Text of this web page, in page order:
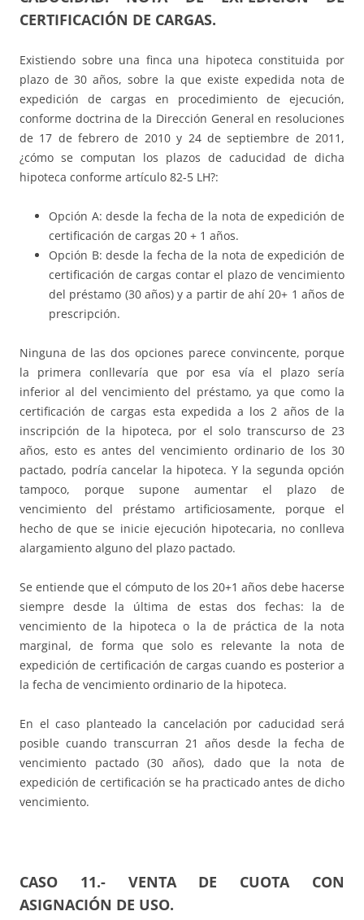
CERTIFICACIÓN DE CARGAS.
Existiendo sobre una finca una hipoteca constituida por
plazo de 30 años, sobre la que existe expedida nota de
expedición de cargas en procedimiento de ejecución,
conforme doctrina de la Dirección General en resoluciones
de 17 de febrero de 2010 y 24 de septiembre de 2011,
¿cómo se computan los plazos de caducidad de dicha
hipoteca conforme artículo 82-5 LH?:
Opción A: desde la fecha de la nota de expedición de
certificación de cargas 20 + 1 años.
Opción B: desde la fecha de la nota de expedición de
certificación de cargas contar el plazo de vencimiento
del préstamo (30 años) y a partir de ahí 20+ 1 años de
prescripción.
Ninguna de las dos opciones parece convincente, porque
la primera conllevaría que por esa vía el plazo sería
inferior al del vencimiento del préstamo, ya que como la
certificación de cargas esta expedida a los 2 años de la
inscripción de la hipoteca, por el solo transcurso de 23
años, esto es antes del vencimiento ordinario de los 30
pactado, podría cancelar la hipoteca. Y la segunda opción
tampoco, porque supone aumentar el plazo de
vencimiento del préstamo artificiosamente, porque el
hecho de que se inicie ejecución hipotecaria, no conlleva
alargamiento alguno del plazo pactado.
Se entiende que el cómputo de los 20+1 años debe hacerse
siempre desde la última de estas dos fechas: la de
vencimiento de la hipoteca o la de práctica de la nota
marginal, de forma que solo es relevante la nota de
expedición de certificación de cargas cuando es posterior a
la fecha de vencimiento ordinario de la hipoteca.
En el caso planteado la cancelación por caducidad será
posible cuando transcurran 21 años desde la fecha de
vencimiento pactado (30 años), dado que la nota de
expedición de certificación se ha practicado antes de dicho
vencimiento.
CASO 11.-
VENTA DE CUOTA CON
ASIGNACIÓN DE USO.